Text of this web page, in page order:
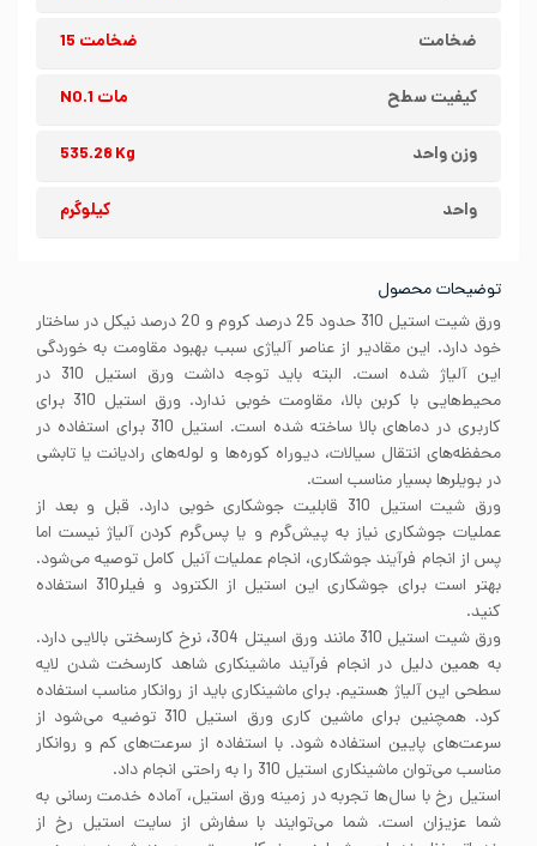
ضخامت ضخامت 15
کیفیت سطح مات NO.1
وزن واحد 535.28 Kg
واحد کیلوگرم
توضیحات محصول
ورق شیت استیل 310 حدود 25 درصد کروم و 20 درصد نیکل در ساختار
خود دارد. این مقادیر از عناصر آلیاژی سبب بهبود مقاومت به خوردگی
این آلیاژ شده است. البته باید توجه داشت ورق استیل 310 در
محیط‌هایی با کربن بالا، مقاومت خوبی ندارد. ورق استیل 310 برای
کاربری در دماهای بالا ساخته شده است. استیل 310 برای استفاده در
محفظه‌های انتقال سیالات، دیوراه کوره‌ها و لوله‌های رادیانت یا تابشی
در بویلرها بسیار مناسب است.
ورق شیت استیل 310 قابلیت جوشکاری خوبی دارد. قبل و بعد از
عملیات جوشکاری نیاز به پیش‌گرم و یا پس‌گرم کردن آلیاژ نیست اما
پس از انجام فرآیند جوشکاری، انجام عملیات آنیل کامل توصیه می‌شود.
بهتر است برای جوشکاری این استیل از الکترود و فیلر310 استفاده
کنید.
ورق شیت استیل 310 مانند ورق اسیتل 304، نرخ کارسختی بالایی دارد.
به همین دلیل در انجام فرآیند ماشینکاری شاهد کارسخت شدن لایه
سطحی این آلیاژ هستیم. برای ماشینکاری باید از روانکار مناسب استفاده
کرد. همچنین برای ماشین کاری ورق استیل 310 توضیه می‌شود از
سرعت‌های پایین استفاده شود. با استفاده از سرعت‌های کم و روانکار
مناسب می‌توان ماشینکاری استیل 310 را به راحتی انجام داد.
استیل رخ با سال‌ها تجربه در زمینه ورق استیل، آماده خدمت رسانی به
شما عزیزان است. شما می‌توایند با سفارش از سایت استیل رخ از